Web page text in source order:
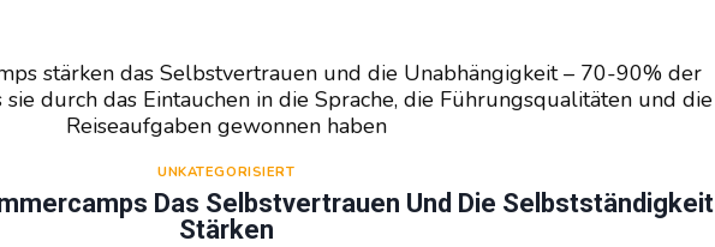
Das Selbstvertrauen Und Die Selbstständigkeit
Stärken
UNKATEGORISIERT
stärken das Selbstvertrauen und die Unabhängigkeit – 70-90% der
durch das Eintauchen in die Sprache, die Führungsqualitäten und die
Reiseaufgaben gewonnen haben